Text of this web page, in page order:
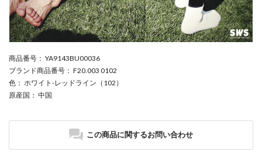
商品番号 ： YA9143BU00036
ブランド商品番号 ： F20.003 0102
色 ： ホワイト-レッドライン（102）
原産国 ： 中国
この商品に関するお問い合わせ